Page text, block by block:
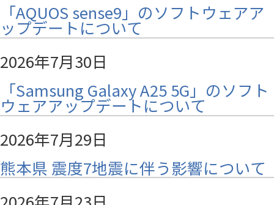
「AQUOS sense9」のソフトウェアア
ップデートについて
2026年7月30日
「Samsung Galaxy A25 5G」のソフト
ウェアアップデートについて
2026年7月29日
熊本県 震度7地震に伴う影響について